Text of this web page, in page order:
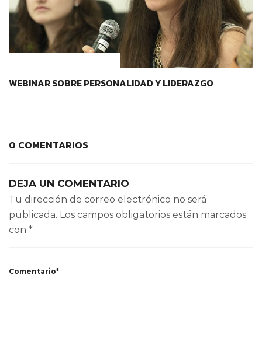
WEBINAR SOBRE PERSONALIDAD Y LIDERAZGO
0 COMENTARIOS
DEJA UN COMENTARIO
Tu dirección de correo electrónico no será
publicada. Los campos obligatorios están marcados
con *
Comentario*